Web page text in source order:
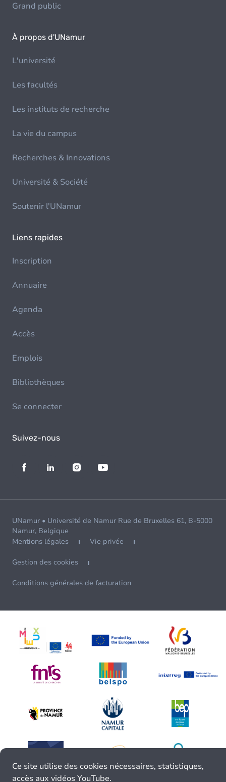
Grand public
À propos d'UNamur
L'université
Les facultés
Les instituts de recherche
La vie du campus
Recherches & Innovations
Université & Société
Soutenir l'UNamur
Liens rapides
Inscription
Annuaire
Agenda
Accès
Emplois
Bibliothèques
Se connecter
Suivez-nous
UNamur • Université de Namur Rue de Bruxelles 61, B-5000
Namur, Belgique
Mentions légales
Vie privée
Gestion des cookies
Conditions générales de facturation
Ce site utilise des cookies nécessaires, statistiques,
accès aux vidéos YouTube.